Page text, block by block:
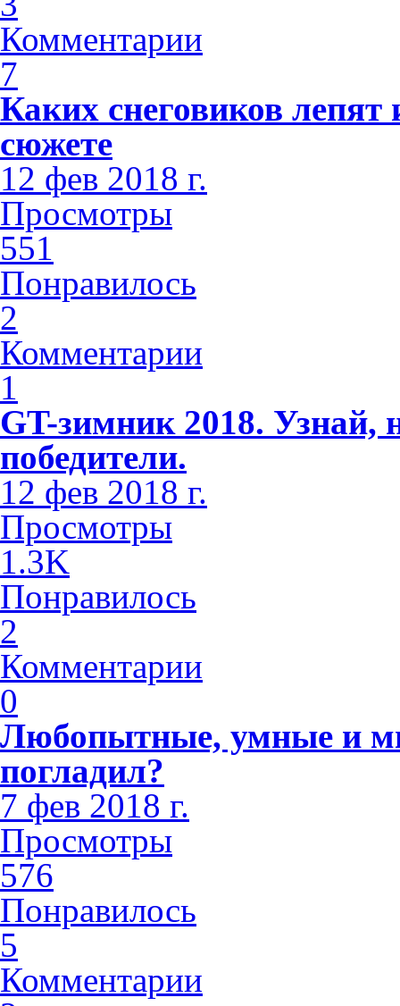
Комментарии
7
Каких снеговиков
сюжете
12 фев 2018 г.
Просмотры
551
Понравилось
2
Комментарии
1
GT-зимник 2018. Узнай,
победители.
12 фев 2018 г.
Просмотры
1.3K
Понравилось
2
Комментарии
0
Любопытные, умные и
погладил?
7 фев 2018 г.
Просмотры
576
Понравилось
5
Комментарии